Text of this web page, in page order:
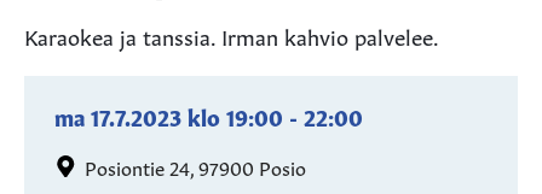
Karaokea ja tanssia. Irman kahvio palvelee.
ma 17.7.2023klo19:00 - 22:00
Posiontie 24, 97900 Posio